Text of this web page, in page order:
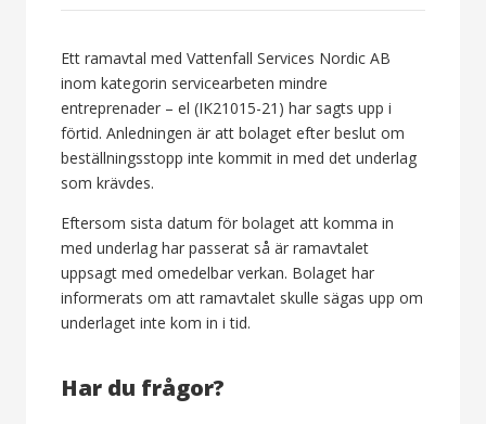
Ett ramavtal med Vattenfall Services Nordic AB
inom kategorin servicearbeten mindre
entreprenader – el (IK21015-21) har sagts upp i
förtid. Anledningen är att bolaget efter beslut om
beställningsstopp inte kommit in med det underlag
som krävdes.
Eftersom sista datum för bolaget att komma in
med underlag har passerat så är ramavtalet
uppsagt med omedelbar verkan. Bolaget har
informerats om att ramavtalet skulle sägas upp om
underlaget inte kom in i tid.
Har du frågor?